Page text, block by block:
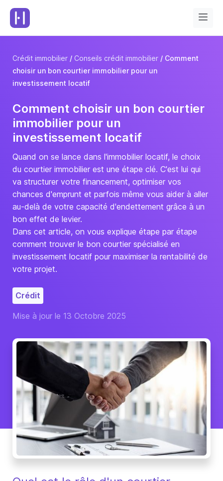
Crédit immobilier Conseils crédit immobilier
Comment
choisir un bon courtier immobilier pour un
investissement locatif
Comment choisir un bon courtier
immobilier pour un
investissement locatif
Quand on se lance dans l'immobilier locatif, le choix
du courtier immobilier est une étape clé. C'est lui qui
va structurer votre financement, optimiser vos
chances d'emprunt et parfois même vous aider à aller
au-delà de votre capacité d'endettement grâce à un
bon effet de levier.
Dans cet article, on vous explique étape par étape
comment trouver le bon courtier spécialisé en
investissement locatif pour maximiser la rentabilité de
votre projet.
Crédit
Mise à jour le 13 Octobre 2025